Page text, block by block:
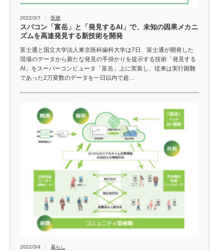
2022/3/7 医療
スパコン「富岳」と「発見するAI」で、未知の因果メカニ
ズムを高速発見する新技術を開発
富士通と国立大学法人東京医科歯科大学は7日、富士通が開発した
現場のデータから新たな発見の手掛かりを提示する技術「発見する
AI」をスーパーコンピュータ「富岳」上に実装し、従来は実行困難
であった2万変数のデータを一日以内で超…
2022/3/4 暮らし